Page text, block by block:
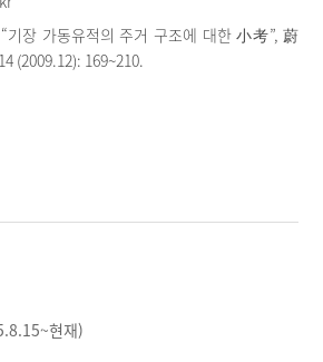
기장 가동유적의 주거 구조에 대한 小考”, 蔚
(2009.12): 169~210.
현재)